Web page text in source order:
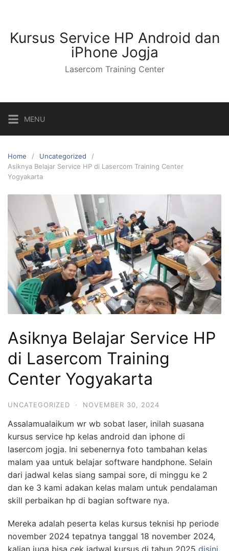
Kursus Service HP Android dan
iPhone Jogja
Lasercom Training Center
MENU
Home
Uncategorized
Asiknya Belajar Service HP di Lasercom Training Center
Yogyakarta
Asiknya Belajar Service HP
di Lasercom Training
Center Yogyakarta
UNCATEGORIZED · NOVEMBER 30, 2024
Assalamualaikum wr wb sobat laser, inilah suasana
kursus service hp kelas android dan iphone di
lasercom jogja. Ini sebenernya foto tambahan kelas
malam yaa untuk belajar software handphone. Selain
dari jadwal kelas siang sampai sore, di minggu ke 2
dan ke 3 kami adakan kelas malam untuk pendalaman
skill perbaikan hp di bagian software nya.
Mereka adalah peserta kelas kursus teknisi hp periode
november 2024 tepatnya tanggal 18 november 2024,